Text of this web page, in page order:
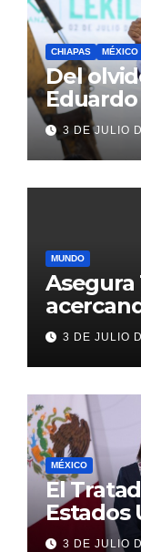
CHIAPAS MÉXICO
Del
con
3 DE JULIO
MUNDO
Asegura
3 DE JULIO
MÉXICO
El
Estados
MEC)
3 DE JULIO